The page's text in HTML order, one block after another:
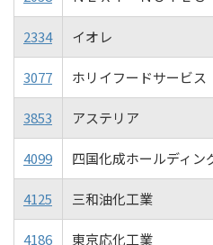
2334 イオレ
3077 ホリイフードサービス
3853 アステリア
4099 四国化成ホールディン
4125 三和油化工業
4186 東京応化工業